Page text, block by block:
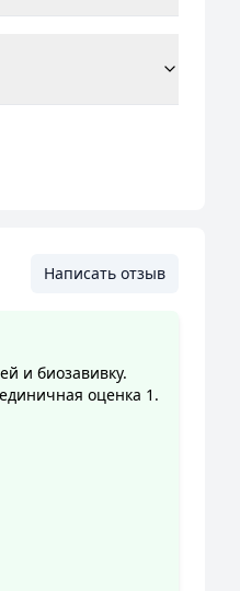
Написать отзыв
и биозавивку.
оценка 1.